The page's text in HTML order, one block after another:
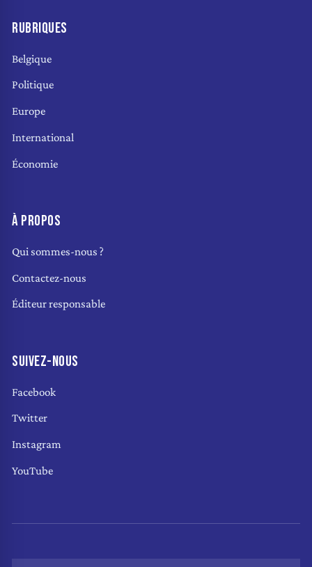
RUBRIQUES
Belgique
Politique
Europe
International
Économie
À PROPOS
Qui sommes-nous ?
Contactez-nous
Éditeur responsable
SUIVEZ-NOUS
Facebook
Twitter
Instagram
YouTube